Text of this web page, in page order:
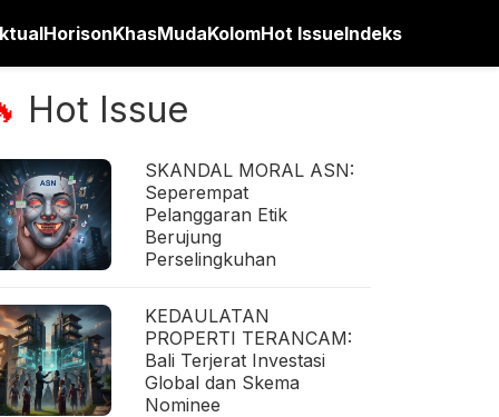
HorisonKhasMudaKolomHot IssueIndeks
Hot Issue
SKANDAL MORAL ASN:
Seperempat
Pelanggaran Etik
Berujung
Perselingkuhan
KEDAULATAN
PROPERTI TERANCAM:
Bali Terjerat Investasi
Global dan Skema
Nominee